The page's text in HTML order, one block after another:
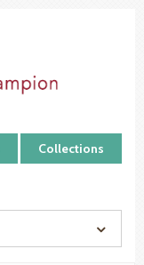
Collections